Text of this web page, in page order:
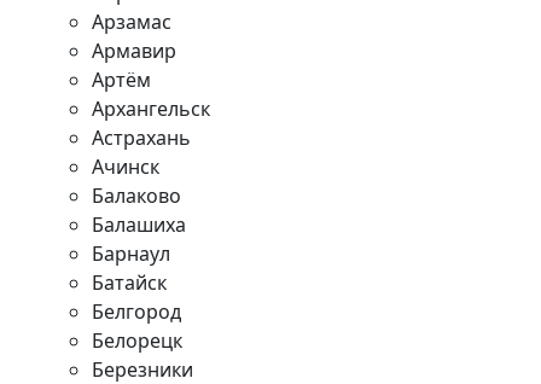
Арзамас
Армавир
Артём
Архангельск
Астрахань
Ачинск
Балаково
Балашиха
Барнаул
Батайск
Белгород
Белорецк
Березники